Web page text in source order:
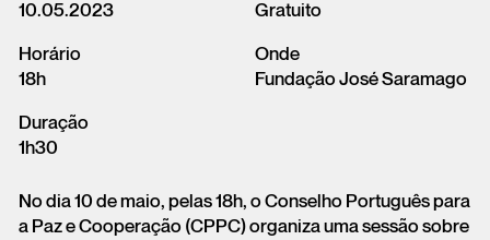
Login
10.05.2023
Horário
18h
Duração
1h30
Gratuito
Onde
Fundação José Saramago
No dia 10 de maio, pelas 18h, o Conselho Português para
a Paz e Cooperação (CPPC) organiza uma sessão sobre